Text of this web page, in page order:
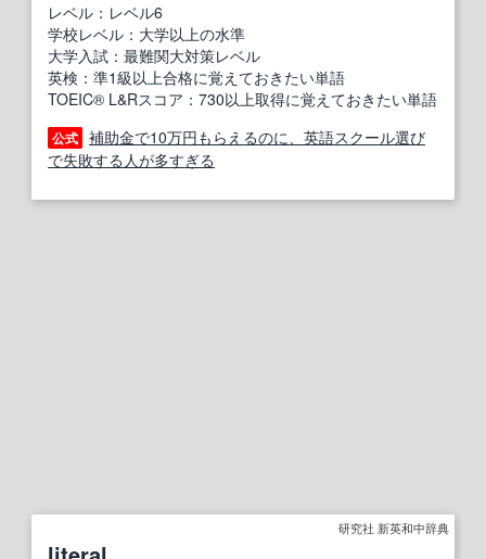
レベル：レベル6
学校レベル：大学以上の水準
大学入試：最難関大対策レベル
英検：準1級以上合格に覚えておきたい単語
TOEIC® L&Rスコア：730以上取得に覚えておきたい単語
公式 補助金で10万円もらえるのに、英語スクール選び
で失敗する人が多すぎる
研究社 新英和中辞典